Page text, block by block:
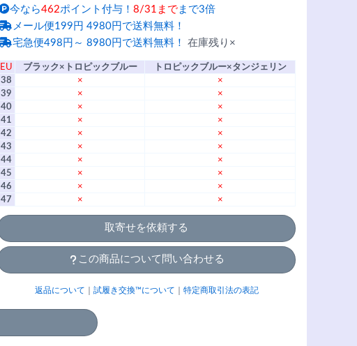
今なら462ポイント付与！ 8/31まで まで3倍
メール便199円 4980円で送料無料！
宅急便498円～ 8980円で送料無料！ 在庫残り×
EU ブラック×トロピックブルー
トロピックブルー×タンジェリン
38
×
×
39
×
×
40
×
×
41
×
×
42
×
×
43
×
×
44
×
×
45
×
×
46
×
×
47
× ×
取寄せを依頼する
この商品について問い合わせる
返品について 試履き交換™について 特定商取引法の表記